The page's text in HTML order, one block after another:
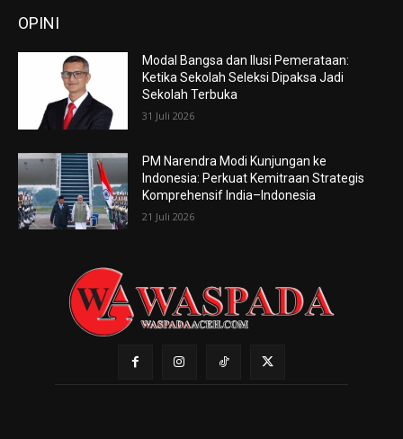
OPINI
Modal Bangsa dan Ilusi Pemerataan:
Ketika Sekolah Seleksi Dipaksa Jadi
Sekolah Terbuka
31 Juli 2026
PM Narendra Modi Kunjungan ke
Indonesia: Perkuat Kemitraan Strategis
Komprehensif India–Indonesia
21 Juli 2026